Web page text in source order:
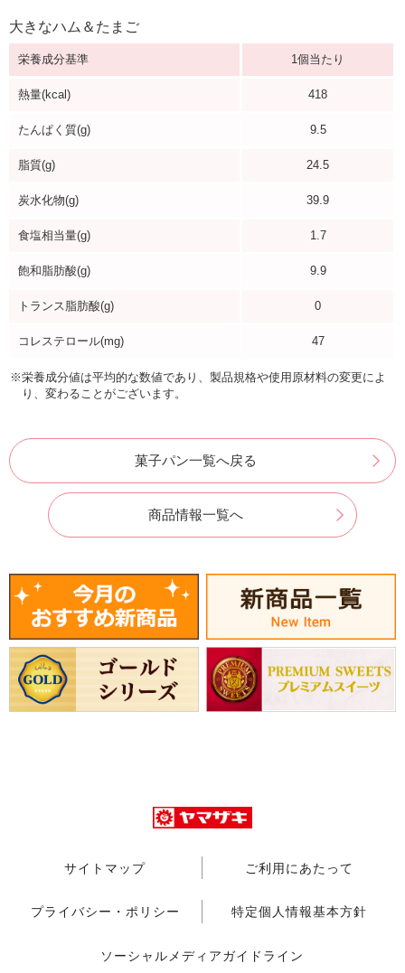
大きなハム＆たまご
栄養成分基準 1個当たり
熱量(kcal) 418
たんぱく質(g) 9.5
脂質(g) 24.5
炭水化物(g) 39.9
食塩相当量(g) 1.7
飽和脂肪酸(g) 9.9
トランス脂肪酸(g) 0
コレステロール(mg) 47
※栄養成分値は平均的な数値であり、製品規格や使用原材料の変更によ
り、変わることがございます。
菓子パン一覧へ戻る
商品情報一覧へ
サイトマップ ご利用にあたって
プライバシー・ポリシー 特定個人情報基本方針
ソーシャルメディアガイドライン